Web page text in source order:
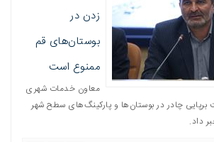
زدن در
بوستان‌های قم
ممنوع است
معاون خدمات شهری
برپایی چادر در بوستان‌ها و پارکینگ‌های سطح شهر